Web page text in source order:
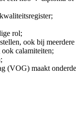
rol;
ook bij
calamiteiten;
(VOG) maakt